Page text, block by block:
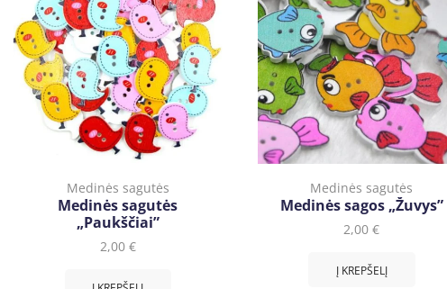
Medinės sagutės
Medinės sagutės
„Paukščiai”
2,00 €
Medinės sagutės
Medinės sagos „Žuvys”
2,00€
Į KREPŠELĮ